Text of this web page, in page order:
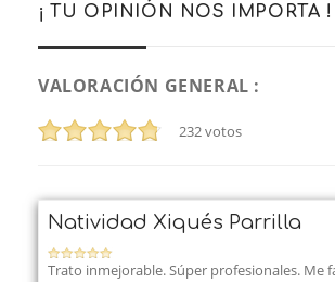
¡ TU OPINIÓN NOS IMPORTA !
VALORACIÓN GENERAL :
232votos
Natividad Xiqués Parrilla
Trato inmejorable. Súper profesionales. Me